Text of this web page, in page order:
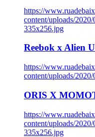
https://
content/uploads/
335x256.jpg
Reebok x Alien
https://
content/uploads/
ORIS X
https://
content/uploads/
335x256.jpg